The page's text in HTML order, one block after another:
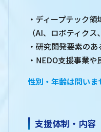
・ディープテック
（AI、ロボティク
・研究開発要素の
・NEDO支援事業
性別・年齢は問いま
支援体制・内容